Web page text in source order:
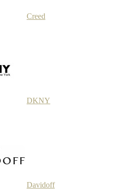
Creed
DKNY
Davidoff